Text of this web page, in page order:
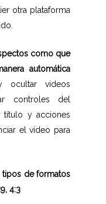
otra plataforma
como que
automática
vídeos
controles del
título y acciones
el vídeo para
tipos de formatos
4:3